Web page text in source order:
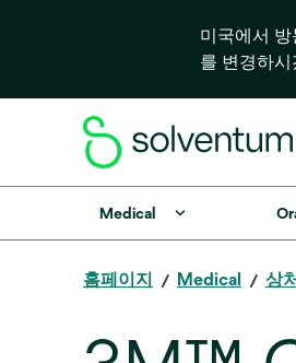
미국에서
를 변경하
Medical
홈페이지 Medical 상